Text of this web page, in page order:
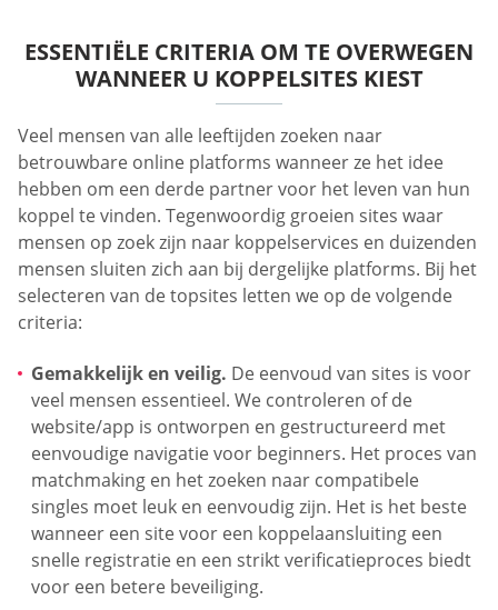
ESSENTIËLE CRITERIA OM TE OVERWEGEN
WANNEER U KOPPELSITES KIEST
Veel mensen van alle leeftijden zoeken naar
betrouwbare online platforms wanneer ze het idee
hebben om een derde partner voor het leven van hun
koppel te vinden. Tegenwoordig groeien sites waar
mensen op zoek zijn naar koppelservices en duizenden
mensen sluiten zich aan bij dergelijke platforms. Bij het
selecteren van de topsites letten we op de volgende
criteria:
Gemakkelijk en veilig. De eenvoud van sites is voor
veel mensen essentieel. We controleren of de
website/app is ontworpen en gestructureerd met
eenvoudige navigatie voor beginners. Het proces van
matchmaking en het zoeken naar compatibele
singles moet leuk en eenvoudig zijn. Het is het beste
wanneer een site voor een koppelaansluiting een
snelle registratie en een strikt verificatieproces biedt
voor een betere beveiliging.